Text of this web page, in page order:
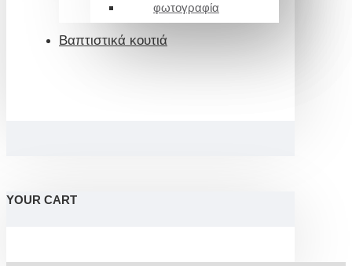
φωτογραφία
Βαπτιστικά κουτιά
YOUR CART